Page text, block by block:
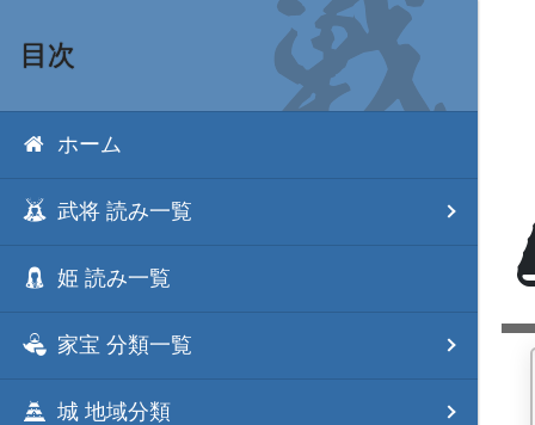
目次
ホーム
武将 読み一覧
姫 読み一覧
家宝 分類一覧
城 地域分類